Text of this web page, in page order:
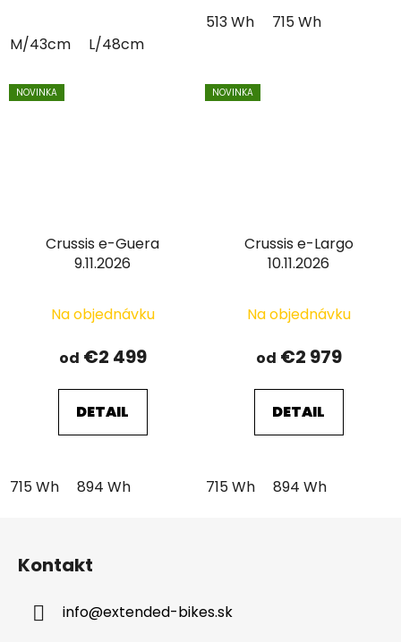
M/43cm L/48cm
513 Wh 715 Wh
NOVINKA
Crussis e-Guera
9.11.2026
Na objednávku
od €2 499
DETAIL
715 Wh 894 Wh
NOVINKA
Crussis e-Largo
10.11.2026
Na objednávku
od €2 979
DETAIL
715 Wh 894 Wh
Kontakt
info@extended-bikes.sk